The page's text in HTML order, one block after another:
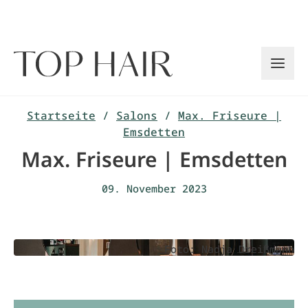
Startseite / Salons / Max. Friseure |
Emsdetten
Max. Friseure | Emsdetten
09. November 2023
Foto: Nadja Dreißmann